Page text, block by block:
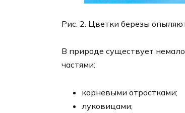
Рис. 2. Цветки березы
В природе существует
частями:
корневыми отростками;
луковицами;